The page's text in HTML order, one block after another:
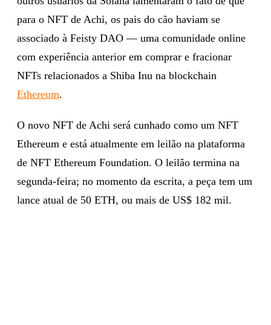
para o NFT de Achi, os pais do cão haviam se
associado à Feisty DAO — uma comunidade online
com experiência anterior em comprar e fracionar
NFTs relacionados a Shiba Inu na blockchain
Ethereum.
O novo NFT de Achi será cunhado como um NFT
Ethereum e está atualmente em leilão na plataforma
de NFT Ethereum Foundation. O leilão termina na
segunda-feira; no momento da escrita, a peça tem um
lance atual de 50 ETH, ou mais de US$ 182 mil.